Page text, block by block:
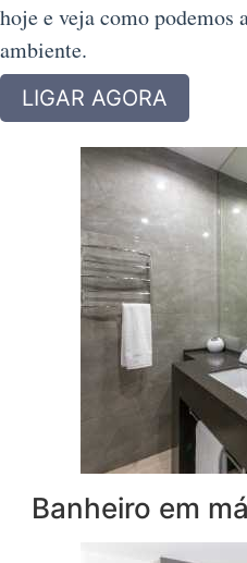
hoje e veja como podemos
ambiente.
LIGAR AGORA
Banheiro em